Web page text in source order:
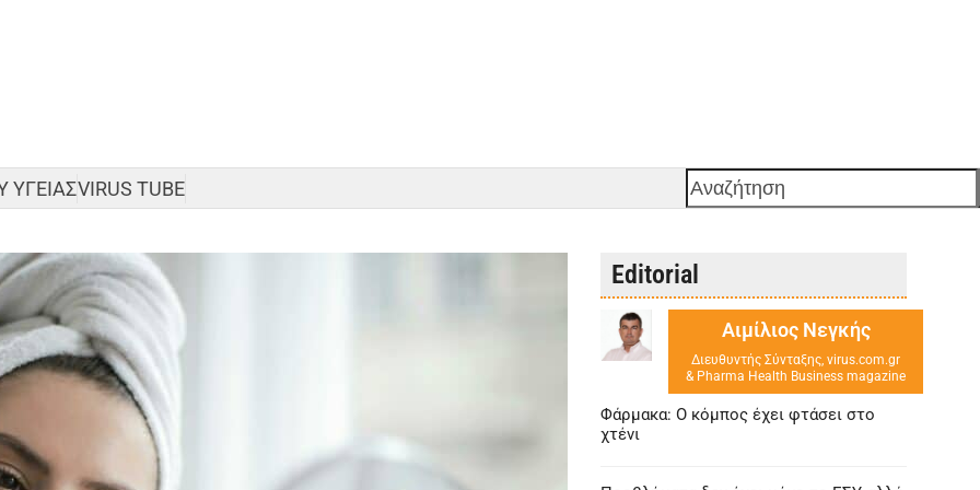
ΥΓΕΙΑΣVIRUS TUBE Αναζήτηση
Editorial
Αιμίλιος Νεγκής
Διευθυντής Σύνταξης, virus.com.gr
& Pharma Health Business magazine
Φάρμακα: Ο κόμπος έχει φτάσει στο
χτένι